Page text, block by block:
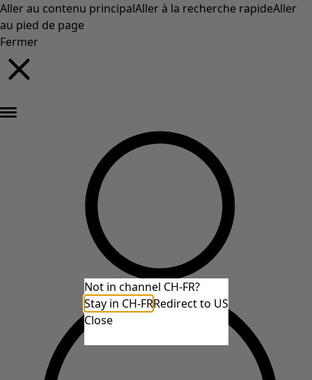
Aller au contenu principalAller à la recherche rapideAller
au pied de page
Fermer
Not in channel CH-FR?
Stay in CH-FRRedirect to US
Close